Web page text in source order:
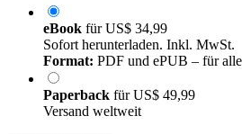
eBook fürUS$ 34,99
Sofort herunterladen. Inkl. MwSt.
Format: PDF und ePUB – für
Paperback fürUS$ 49,99
Versand weltweit